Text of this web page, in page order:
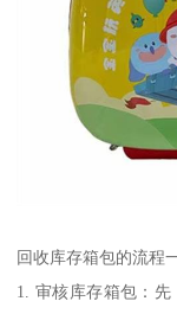
回收库存箱包的流程
1. 审核库存箱包：